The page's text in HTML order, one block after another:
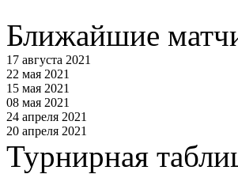
Ближайшие
17 августа 2021
22 мая 2021
15 мая 2021
08 мая 2021
24 апреля 2021
20 апреля 2021
Турнирная